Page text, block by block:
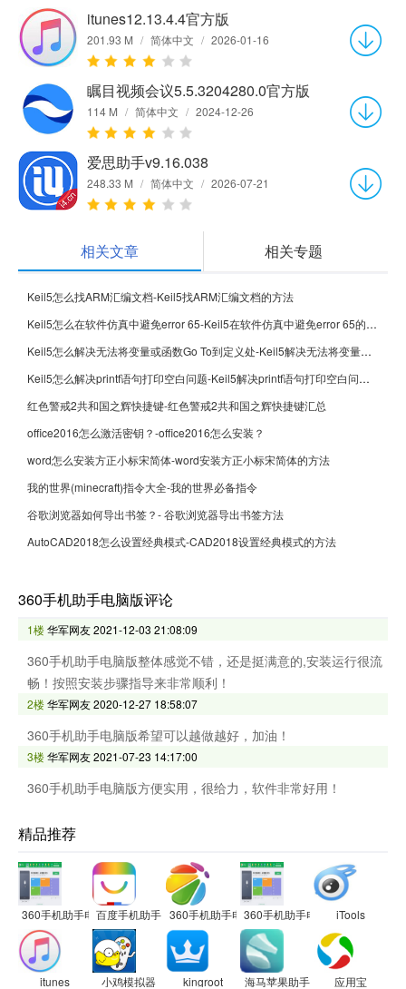
itunes12.13.4.4官方版
201.93 M / 简体中文 / 2026-01-16
瞩目视频会议5.5.3204280.0官方版
114 M / 简体中文 / 2024-12-26
爱思助手v9.16.038
248.33 M / 简体中文 / 2026-07-21
相关文章 相关专题
Keil5怎么找ARM汇编文档-Keil5找ARM汇编文档的方法
Keil5怎么在软件仿真中避免error 65-Keil5在软件仿真中避免error 65的方法
Keil5怎么解决无法将变量或函数Go To到定义处-Keil5解决无法将变量或函数Go To到定义处的方法
Keil5怎么解决printf语句打印空白问题-Keil5解决printf语句打印空白问题的方法
红色警戒2共和国之辉快捷键-红色警戒2共和国之辉快捷键汇总
office2016怎么激活密钥？-office2016怎么安装？
word怎么安装方正小标宋简体-word安装方正小标宋简体的方法
我的世界(minecraft)指令大全-我的世界必备指令
谷歌浏览器如何导出书签？- 谷歌浏览器导出书签方法
AutoCAD2018怎么设置经典模式-CAD2018设置经典模式的方法
360手机助手电脑版评论
1楼华军网友2021-12-03 21:08:09
360手机助手电脑版整体感觉不错，还是挺满意的,安装运行很流
畅！按照安装步骤指导来非常顺利！
2楼华军网友2020-12-27 18:58:07
360手机助手电脑版希望可以越做越好，加油！
3楼华军网友2021-07-23 14:17:00
360手机助手电脑版方便实用，很给力，软件非常好用！
精品推荐
360手机助手电脑版百度手机助手 360手机助手电脑版360手机助手电脑版iTools
itunes 小鸡模拟器 kingroot 海马苹果助手 应用宝